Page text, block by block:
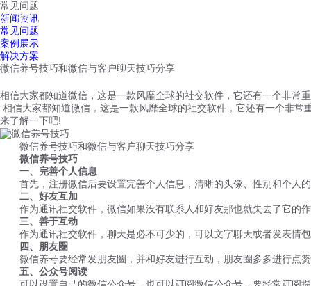
红鹰工作手机
常见问题
新闻资讯
常见问题
案例展示
解决方案
微信养号技巧和微信与客户聊天技巧分享
相信大家都知道微信，这是一款风靡全球的社交软件，它还有一个非常
相信大家都知道微信，这是一款风靡全球的社交软件，它还有一个非
来了解一下吧!
微信养号技巧和微信与客户聊天技巧分享
微信养号技巧
一、完善个人信息
首先，注册微信后要设置完善个人信息，清晰的头像、性别和个人
二、好友互加
作为通讯社交软件，微信如果没有联系人和好友那也就失去了它的
三、善于互动
作为通讯社交软件，聊天是必不可少的，可以文字聊天或者发表情
四、朋友圈
微信养号要经常发朋友圈，并和好友进行互动，朋友圈多多进行点
五、公众号阅读
可以设置自己的微信公众号，也可以订阅微信公众号，要经常订阅